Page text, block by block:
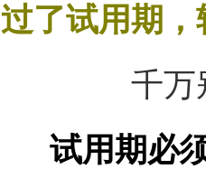
过了试用期
千万
试用期必